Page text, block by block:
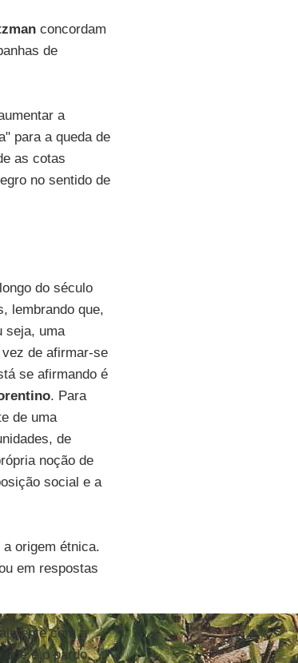
concordam
de
a
para a queda de
as cotas
no sentido de
do século
lembrando que,
seja, uma
de afirmar-se
se afirmando é
. Para
de uma
de
noção de
social e a
origem étnica.
em respostas
com a
é o pardo,